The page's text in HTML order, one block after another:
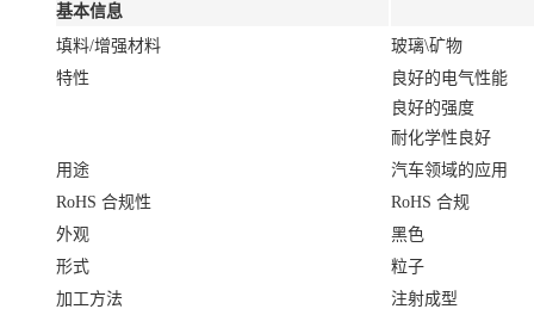
基本信息
填料/增强材料
玻璃\矿物
特性
良好的电气性能
良好的强度
耐化学性良好
用途
汽车领域的应用
RoHS 合规性
RoHS 合规
外观
黑色
形式
粒子
加工方法
注射成型